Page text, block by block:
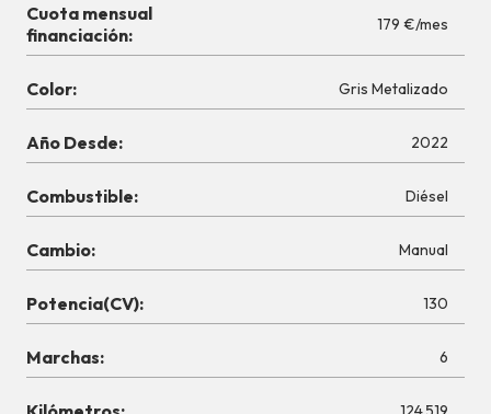
Cuota mensual
financiación:
179 €/mes
Color: Gris Metalizado
Año Desde: 2022
Combustible: Diésel
Cambio: Manual
Potencia(CV): 130
Marchas: 6